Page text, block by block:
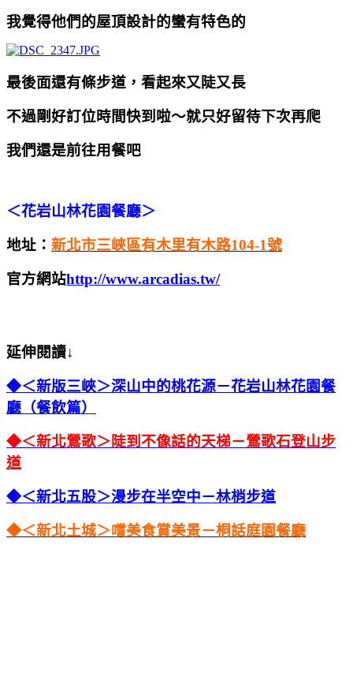
我覺得他們的屋頂設計的蠻有特色的
最後面還有條步道， 看起來又陡又長
不過剛好訂位時間快到啦～就只好留待下次再爬
我們還是前往用餐吧
＜花岩山林花園餐廳＞
地址： 新北市三峽區有木里有木路104-1號
官方網站http://www.arcadias.tw/
延伸閱讀↓
◆＜新版三峽＞深山中的桃花源－花岩山林花園餐
廳（餐飲篇）
◆＜新北鶯歌＞陡到不像話的天梯－鶯歌石登山步
道
◆＜新北五股＞漫步在半空中－林梢步道
◆＜新北土城＞嚐美食賞美景－桐話庭園餐廳